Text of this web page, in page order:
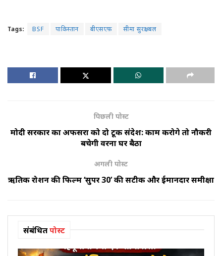
Tags: BSF पाकिस्तान बीएसएफ़ सीमा सुरक्षा बल
पिछली पोस्ट
मोदी सरकार का अफसरों को दो टूक संदेश: काम करोगे तो नौकरी
बचेगी वरना घर बैठों
अगली पोस्ट
ऋतिक रोशन की फिल्म ‘सुपर 30’ की सटीक और ईमानदार समीक्षा
संबंधितपोस्ट